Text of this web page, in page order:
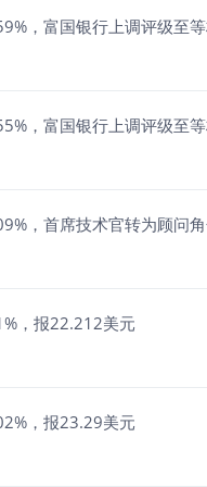
，富国银行上调评级至
，富国银行上调评级至
，首席技术官转为顾问
，报22.212美元
，报23.29美元